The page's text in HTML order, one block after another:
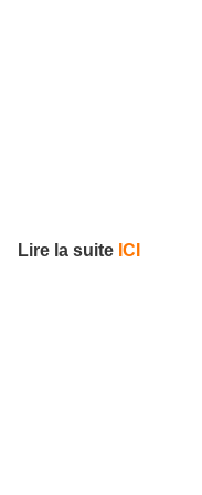
Lire la suite ICI